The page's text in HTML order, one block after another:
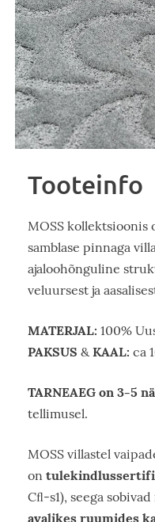
Tooteinfo
MOSS kollektsioonis
samblase pinnaga
ajaloohõnguline
veluursest ja
MATERJAL: 100%
PAKSUS & KAAL: ca
TARNEAEG on 3-5
tellimusel.
MOSS villastel
on
Cﬂ-s1), seega
avalikes ruumides